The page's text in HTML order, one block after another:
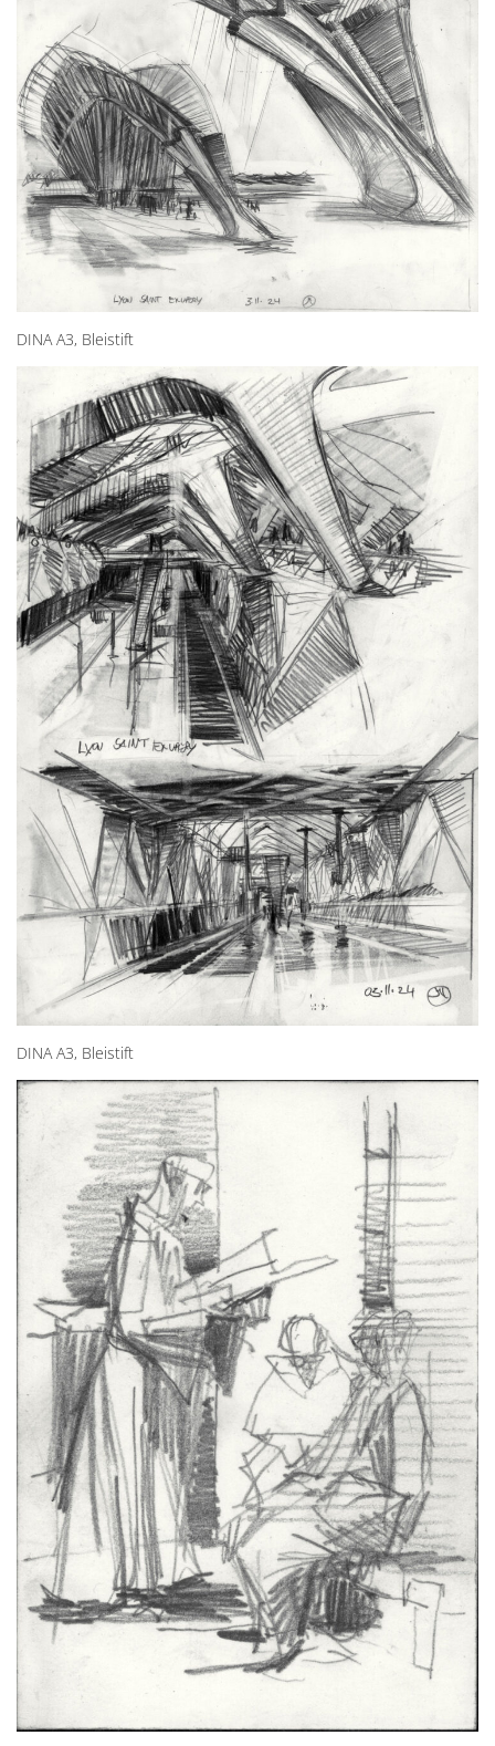
DINA A3, Bleistift
DINA A3, Bleistift